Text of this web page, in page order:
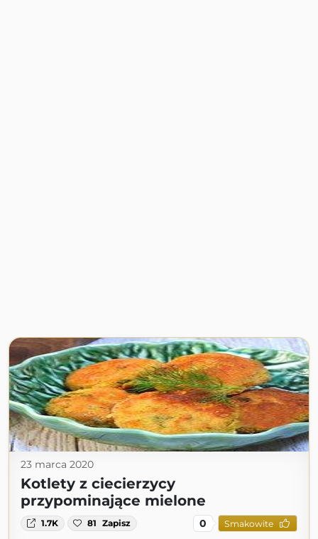
23 marca 2020
Kotlety z ciecierzycy
przypominające mielone
1.7K 81 Zapisz 0 Smakowite